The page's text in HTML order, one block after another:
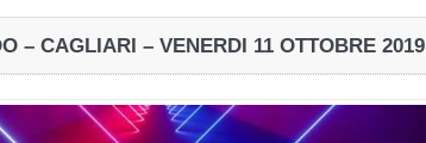
– CAGLIARI – VENERDI 11 OTTOBRE 2019